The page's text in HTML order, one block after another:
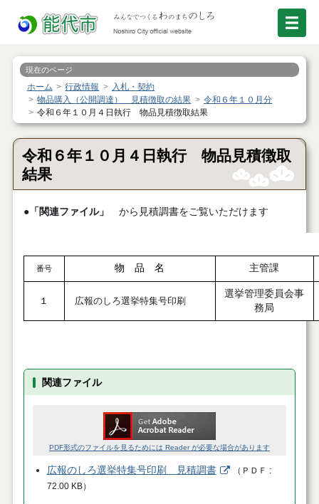
現在のページ
ホーム 行政情報
入札・契約
物品購入（公開調達） 見積徴取の結果
令和６年１０月分
令和６年１０月４日執行 物品見積徴取結果
令和６年１０月４日執行 物品見積徴取
結果
●「関連ファイル」 から見積調書をご覧いただけます
番号 物 品 名 主管課
１ 広報のしろ選挙特集号印刷
選挙管理委員会事
務局
関連ファイル
PDF形式のファイルを見るためには Reader が必要な場合があります
広報のしろ選挙特集号印刷 見積調書 （ ＰＤＦ
72.00 KB）